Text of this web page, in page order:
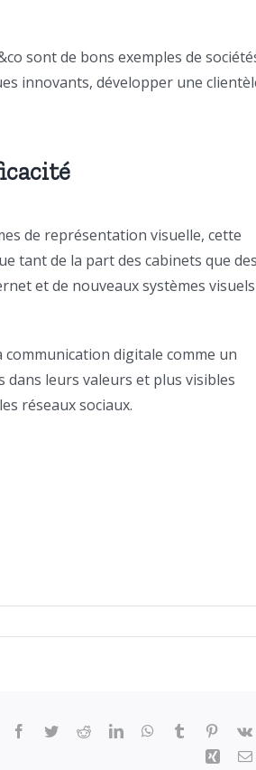
sont de bons exemples de
innovants, développer une
de représentation visuelle, cette
tant de la part des cabinets que des
et de nouveaux systèmes visuels
communication digitale comme un
dans leurs valeurs et plus visibles
réseaux sociaux.
Facebook
TwitterRedditLinkedInWhatsApp
Tumblr
Xing